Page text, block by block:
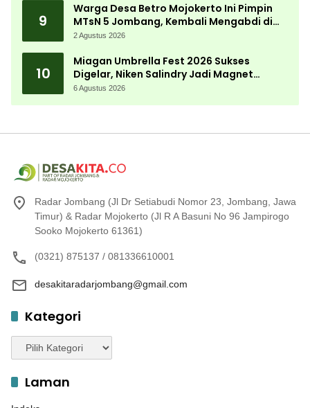
9
Warga Desa Betro Mojokerto Ini Pimpin
MTsN 5 Jombang, Kembali Mengabdi di
Almamater
2 Agustus 2026
10
Miagan Umbrella Fest 2026 Sukses
Digelar, Niken Salindry Jadi Magnet
Ribuan Pengunjung
6 Agustus 2026
Radar Jombang (Jl Dr Setiabudi Nomor 23, Jombang, Jawa
Timur) & Radar Mojokerto (Jl R A Basuni No 96 Jampirogo
Sooko Mojokerto 61361)
(0321) 875137 / 081336610001
desakitaradarjombang@gmail.com
Kategori
Kategori
Laman